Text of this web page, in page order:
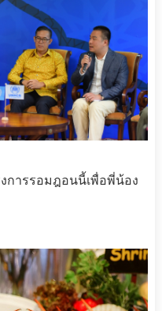
การรอมฎอนนี้เพื่อพี่น้อง